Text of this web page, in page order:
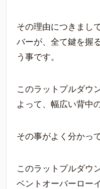
その理由につきまし
バーが、全て鍵を握
う事です。
このラットプルダウ
よって、幅広い背中
その事がよく分かっ
このラットプルダウ
ベントオーバーロー